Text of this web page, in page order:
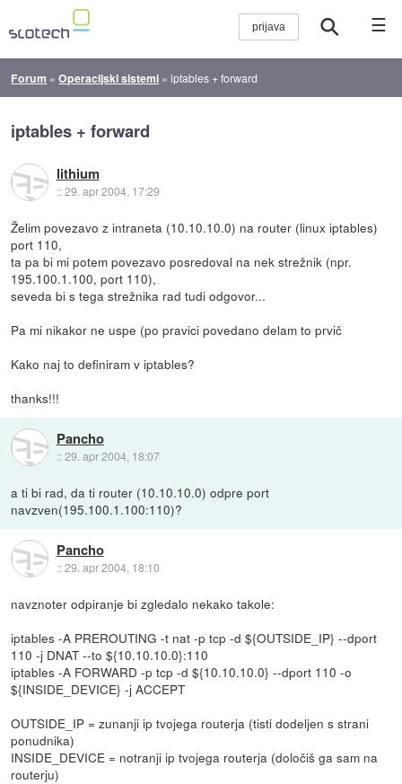
☰
Forum »Operacijski sistemi »iptables + forward
iptables + forward
lithium
::29. apr 2004, 17:29
Želim povezavo z intraneta (10.10.10.0) na router (linux iptables)
port 110,
ta pa bi mi potem povezavo posredoval na nek strežnik (npr.
195.100.1.100, port 110),
seveda bi s tega strežnika rad tudi odgovor...
Pa mi nikakor ne uspe (po pravici povedano delam to prvič
Kako naj to definiram v iptables?
thanks!!!
Pancho
::29. apr 2004, 18:07
a ti bi rad, da ti router (10.10.10.0) odpre port
navzven(195.100.1.100:110)?
Pancho
::29. apr 2004, 18:10
navznoter odpiranje bi zgledalo nekako takole:
iptables -A PREROUTING -t nat -p tcp -d ${OUTSIDE_IP} --dport
110 -j DNAT --to ${10.10.10.0}:110
iptables -A FORWARD -p tcp -d ${10.10.10.0} --dport 110 -o
${INSIDE_DEVICE} -j ACCEPT
OUTSIDE_IP = zunanji ip tvojega routerja (tisti dodeljen s strani
ponudnika)
INSIDE_DEVICE = notranji ip tvojega routerja (določiš ga sam na
routerju)